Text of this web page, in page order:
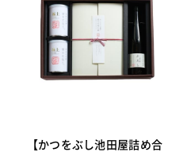
【かつをぶし池田屋詰め合